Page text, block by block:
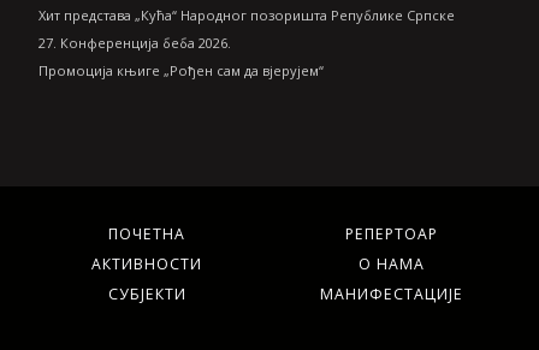
Хит представа „Кућа“ Народног позоришта Републике Српске
27. Конференција беба 2026.
Промоција књиге „Рођен сам да вјерујем“
ПОЧЕТНА
РЕПЕРТОАР
АКТИВНОСТИ
О НАМА
СУБЈЕКТИ
МАНИФЕСТАЦИЈЕ